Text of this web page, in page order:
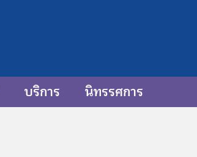
บริการ นิทรรศการ